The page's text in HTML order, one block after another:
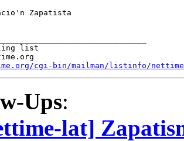
Zapatista
list
cgi-bin/mailman/listinfo/
Ups:
lat]